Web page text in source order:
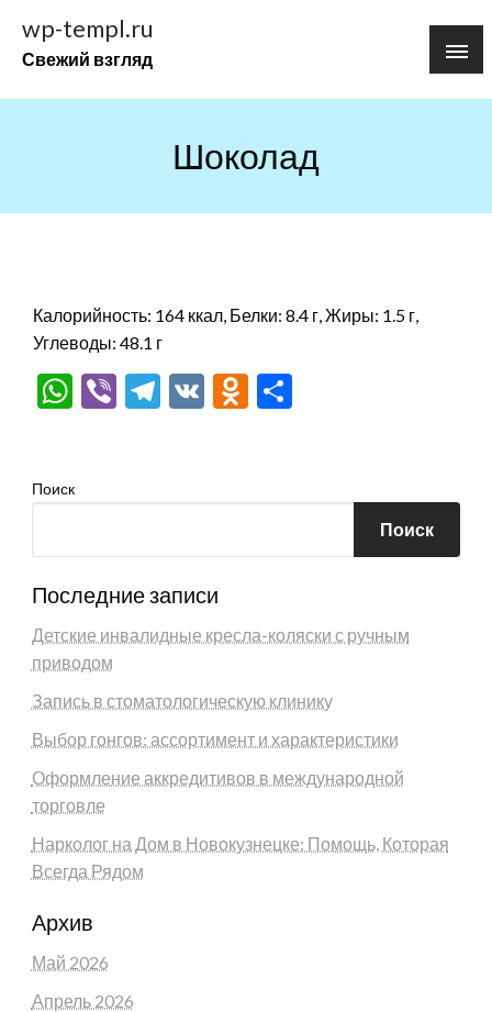
содержимому
wp-templ.ru
Свежий взгляд
Шоколад
Калорийность: 164 ккал, Белки: 8.4 г, Жиры: 1.5 г,
Углеводы: 48.1 г
WhatsApp
ViberTelegram
VK Odnoklassniki
Поиск
Поиск
Последние записи
Детские инвалидные кресла-коляски с ручным
приводом
Запись в стоматологическую клинику
Выбор гонгов: ассортимент и характеристики
Оформление аккредитивов в международной
торговле
Нарколог на Дом в Новокузнецке: Помощь, Которая
Всегда Рядом
Архив
Май 2026
Апрель 2026